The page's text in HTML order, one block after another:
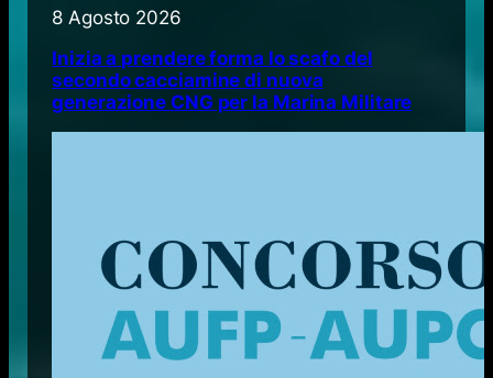
8 Agosto 2026
Inizia a prendere forma lo scafo del
secondo cacciamine di nuova
generazione CNG per la Marina Militare